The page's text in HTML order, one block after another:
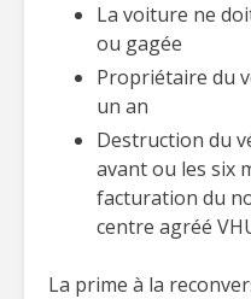
La voiture ne
ou gagée
Propriétaire du
un an
Destruction du
avant ou les six
facturation du
centre agréé
La prime à la